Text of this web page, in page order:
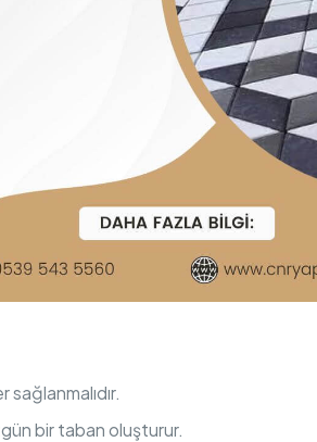
sağlanmalıdır.
bir taban oluşturur.